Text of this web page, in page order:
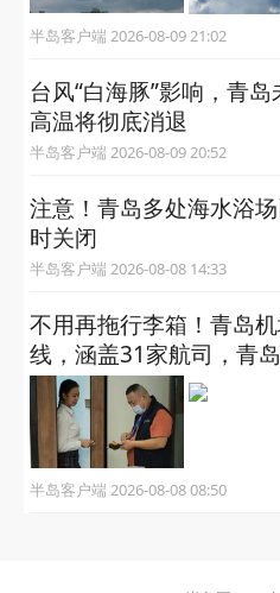
半岛客户端 2026-08-09 21:02
台风“白海豚”影响，青
高温将彻底消退
半岛客户端 2026-08-09 20:52
注意！青岛多处海水浴
时关闭
半岛客户端 2026-08-08 14:33
不用再拖行李箱！青岛
线，涵盖31家航司，青
半岛客户端 2026-08-08 08:50